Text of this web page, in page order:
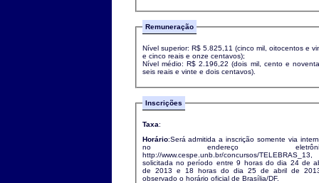
Remuneração
Nível superior: R$ 5.825,11 (cinco mil, oitocentos e
e cinco reais e onze centavos);
Nível médio: R$ 2.196,22 (dois mil, cento e
seis reais e vinte e dois centavos).
Inscrições
Taxa:
Horário:Será admitida a inscrição somente via
no endereço
http://www.cespe.unb.br/concursos/TELEBRAS_13,
solicitada no período entre 9 horas do dia 24 de
de 2013 e 18 horas do dia 25 de abril de 2013 ,
observado o horário oficial de Brasília/DF.